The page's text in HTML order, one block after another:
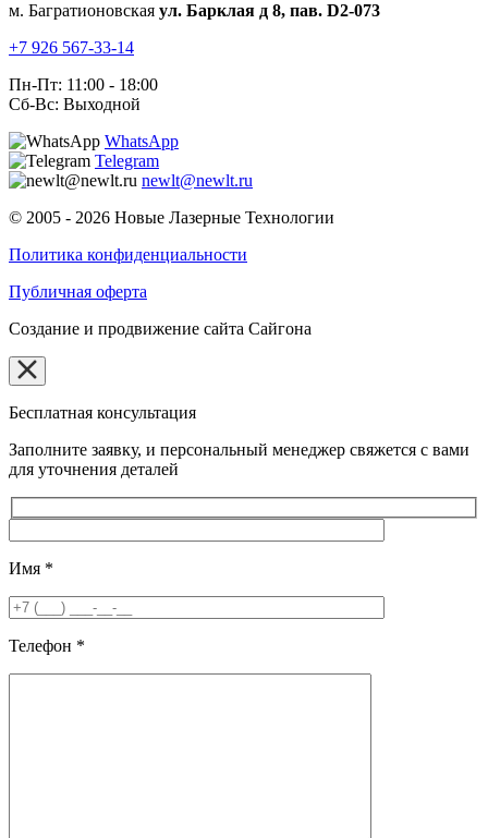
м. Багратионовская ул. Барклая д 8, пав. D2-073
+7 926 567-33-14
Пн-Пт: 11:00 - 18:00
Сб-Вс: Выходной
WhatsApp
Telegram
newlt@newlt.ru
© 2005 - 2026 Новые Лазерные Технологии
Политика конфиденциальности
Публичная оферта
Создание и продвижение сайта Сайгона
Бесплатная консультация
Заполните заявку, и персональный менеджер свяжется с вами
для уточнения деталей
Имя *
Телефон *